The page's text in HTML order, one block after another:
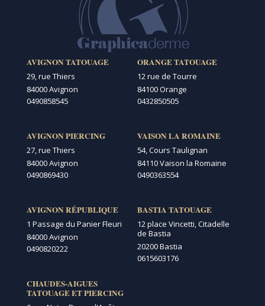
AVIGNON TATOUAGE
29, rue Thiers
84000 Avignon
0490858545
AVIGNON PIERCING
27, rue Thiers
84000 Avignon
0490869430
AVIGNON RÉPUBLIQUE
1 Passage du Panier Fleuri
84000 Avignon
0490820222
CHAUDES-AIGUES
TATOUAGE ET PIERCING
ORANGE TATOUAGE
12 rue de Tourre
84100 Orange
0432850505
VAISON LA ROMAINE
54, Cours Taulignan
84110 Vaison la Romaine
0490363554
BASTIA TATOUAGE
12 place Vincetti, Citadelle
de Bastia
20200 Bastia
0615603176